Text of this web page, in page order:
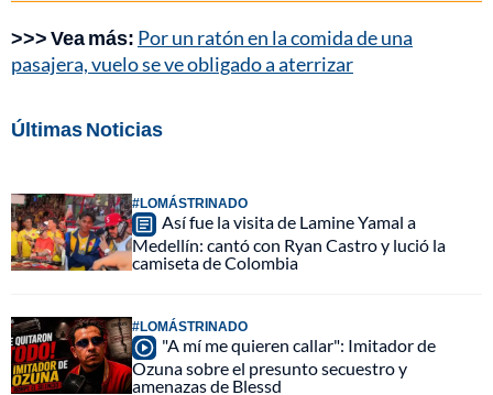
>>> Vea más: Por un ratón en la comida de una
pasajera, vuelo se ve obligado a aterrizar
Últimas Noticias
#LOMÁSTRINADO
Así fue la visita de Lamine Yamal a
Medellín: cantó con Ryan Castro y lució la
camiseta de Colombia
#LOMÁSTRINADO
"A mí me quieren callar": Imitador de
Ozuna sobre el presunto secuestro y
amenazas de Blessd